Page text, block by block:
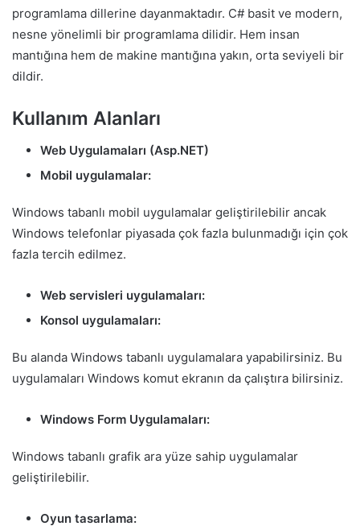
programlama dillerine dayanmaktadır. C# basit ve modern,
nesne yönelimli bir programlama dilidir. Hem insan
mantığına hem de makine mantığına yakın, orta seviyeli bir
dildir.
Kullanım Alanları
Web Uygulamaları (Asp.NET)
Mobil uygulamalar:
Windows tabanlı mobil uygulamalar geliştirilebilir ancak
Windows telefonlar piyasada çok fazla bulunmadığı için çok
fazla tercih edilmez.
Web servisleri uygulamaları:
Konsol uygulamaları:
Bu alanda Windows tabanlı uygulamalara yapabilirsiniz. Bu
uygulamaları Windows komut ekranın da çalıştıra bilirsiniz.
Windows Form Uygulamaları:
Windows tabanlı grafik ara yüze sahip uygulamalar
geliştirilebilir.
Oyun tasarlama: